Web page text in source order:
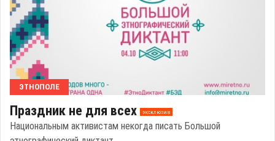
ЭТНОПОЛЕ
Праздник не для всех эксклюзив
Национальным активистам некогда писать Большой